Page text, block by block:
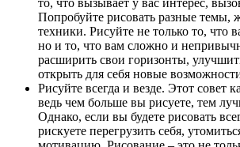
то, что вызывает у вас интерес,
Попробуйте рисовать разные темы,
техники. Рисуйте не только то, что
но и то, что вам сложно и
расширить свои горизонты,
открыть для себя новые
Рисуйте всегда и везде. Этот совет
ведь чем больше вы рисуете, тем
Однако, если вы будете рисовать
рискуете перегрузить себя,